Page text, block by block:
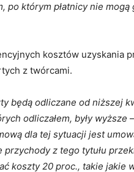
po którym płatnicy nie mogą
kosztów uzyskania
z twórcami.
będą odliczane od niższej
odliczałem, były wyższe
dla tej sytuacji jest
z tego tytułu
koszty 20 proc., takie jakie